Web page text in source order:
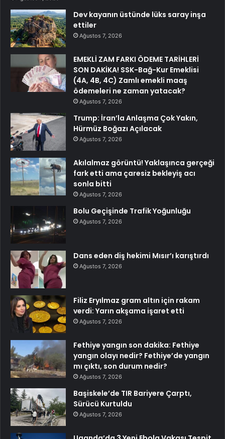
Dev kayanın üstünde lüks saray inşa
ettiler
Ağustos 7, 2026
EMEKLİ ZAM FARKI ÖDEME TARİHLERİ
SON DAKİKA! SSK-Bağ-Kur Emeklisi
(4A, 4B, 4C) Zamlı emekli maaş
ödemeleri ne zaman yatacak?
Ağustos 7, 2026
Trump: İran’la Anlaşma Çok Yakın,
Hürmüz Boğazı Açılacak
Ağustos 7, 2026
Akılalmaz görüntü! Yaklaşınca gerçeği
fark etti ama çaresiz bekleyiş acı
sonla bitti
Ağustos 7, 2026
Bolu Geçişinde Trafik Yoğunluğu
Ağustos 7, 2026
Dans eden diş hekimi Mısır’ı karıştırdı
Ağustos 7, 2026
Filiz Eryılmaz gram altın için rakam
verdi: Yarın akşama işaret etti
Ağustos 7, 2026
Fethiye yangın son dakika: Fethiye
yangın olayı nedir? Fethiye’de yangın
mı çıktı, son durum nedir?
Ağustos 7, 2026
Başiskele’de TIR Bariyere Çarptı,
Sürücü Kurtuldu
Ağustos 7, 2026